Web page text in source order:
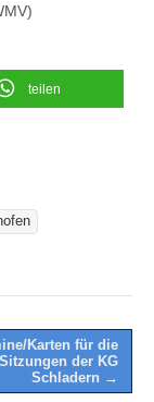
teilen
Karten für die
Sitzungen der KG
Schladern →